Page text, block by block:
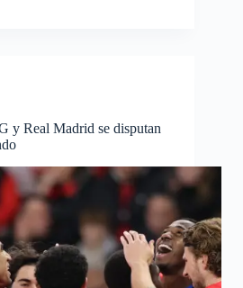
y Real Madrid se disputan